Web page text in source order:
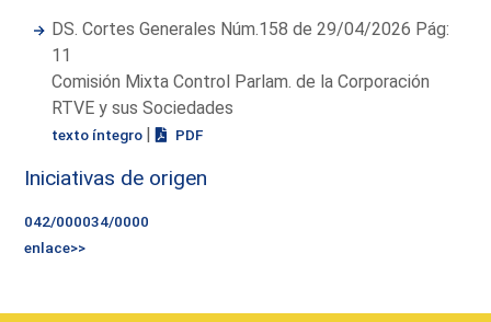
DS. Cortes Generales Núm.158 de 29/04/2026 Pág:
11
Comisión Mixta Control Parlam. de la Corporación
RTVE y sus Sociedades
texto íntegro | PDF
Iniciativas de origen
042/000034/0000
enlace>>